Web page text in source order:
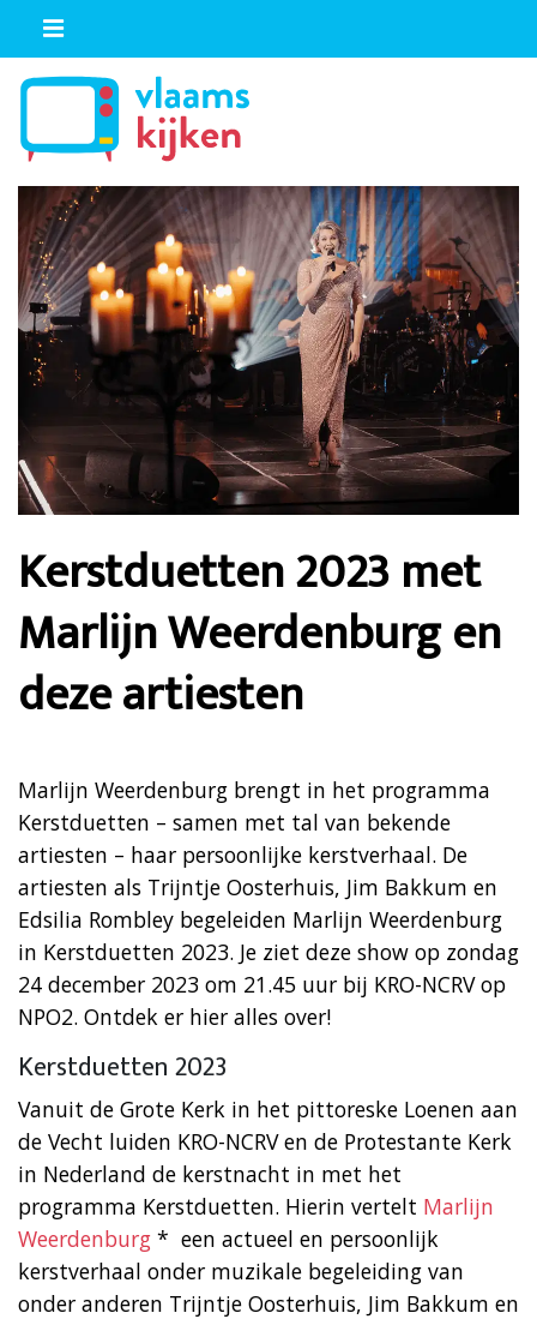
Kerstduetten 2023 met
Marlijn Weerdenburg en
deze artiesten
Marlijn Weerdenburg brengt in het programma
Kerstduetten – samen met tal van bekende
artiesten – haar persoonlijke kerstverhaal. De
artiesten als Trijntje Oosterhuis, Jim Bakkum en
Edsilia Rombley begeleiden Marlijn Weerdenburg
in Kerstduetten 2023. Je ziet deze show op zondag
24 december 2023 om 21.45 uur bij KRO-NCRV op
NPO2. Ontdek er hier alles over!
Kerstduetten 2023
Vanuit de Grote Kerk in het pittoreske Loenen aan
de Vecht luiden KRO-NCRV en de Protestante Kerk
in Nederland de kerstnacht in met het
programma Kerstduetten. Hierin vertelt Marlijn
Weerdenburg * een actueel en persoonlijk
kerstverhaal onder muzikale begeleiding van
onder anderen Trijntje Oosterhuis, Jim Bakkum en